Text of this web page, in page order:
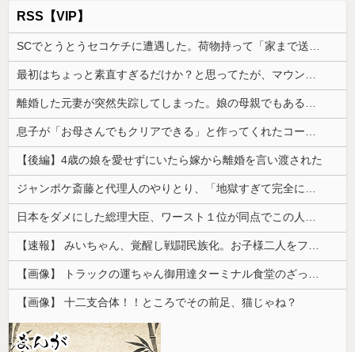
RSS【VIP】
【後編】4歳の娘を愛せずにいたら嫁から離婚を言い渡された
【画像】 十二支合体！！ところでその前足、猫じゃね？